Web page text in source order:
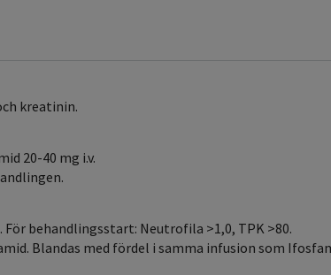
kreatinin.
20-40 mg i.v.
behandlingsstart: Neutrofila >1,0, TPK >80.
Blandas med fördel i samma infusion som